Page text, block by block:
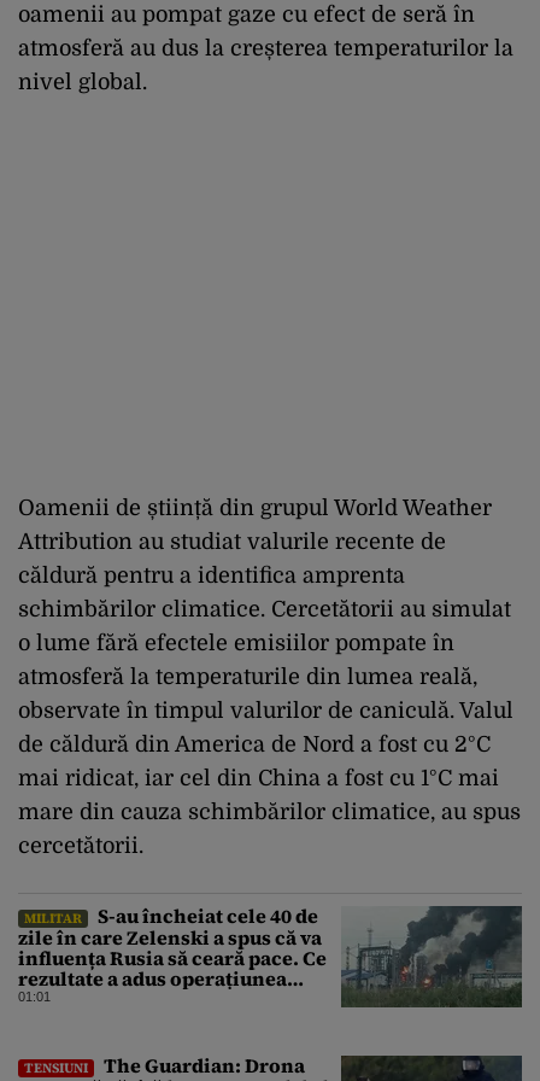
oamenii au pompat gaze cu efect de seră în
atmosferă au dus la creșterea temperaturilor la
nivel global.
Oamenii de știință din grupul World Weather
Attribution au studiat valurile recente de
căldură pentru a identifica amprenta
schimbărilor climatice. Cercetătorii au simulat
o lume fără efectele emisiilor pompate în
atmosferă la temperaturile din lumea reală,
observate în timpul valurilor de caniculă. Valul
de căldură din America de Nord a fost cu 2°C
mai ridicat, iar cel din China a fost cu 1°C mai
mare din cauza schimbărilor climatice, au spus
cercetătorii.
MILITAR
S-au încheiat cele 40 de
zile în care Zelenski a spus că va
influența Rusia să ceară pace. Ce
rezultate a adus operațiunea
Kievului
01:01
TENSIUNI
The Guardian: Drona